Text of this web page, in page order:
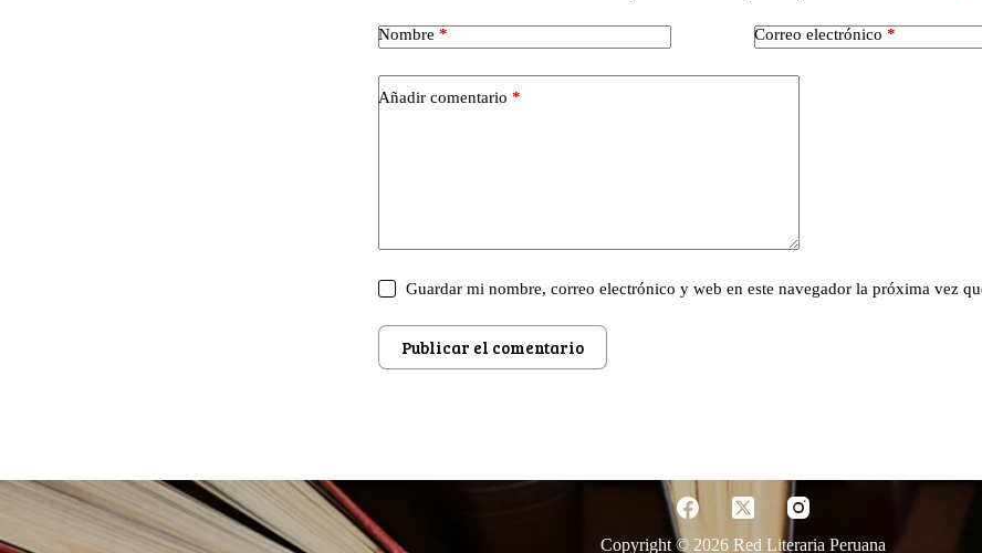
Nombre * Correo electrónico *
Añadir comentario *
Guardar mi nombre, correo electrónico y web en este navegador la próxima vez
Publicar el comentario
Copyright © 2026 Red Literaria Peruana